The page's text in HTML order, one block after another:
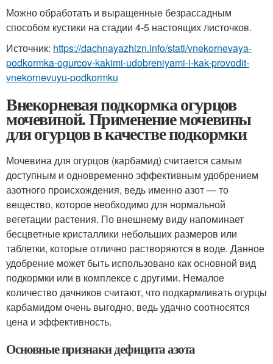
Можно обработать и выращенные безрассадным
способом кустики на стадии 4-5 настоящих листочков.
Источник: https://dachnayazhizn.info/stati/vnekornevaya-
podkormka-ogurcov-kakimi-udobreniyami-i-kak-provodit-
vnekornevuyu-podkormku
Внекорневая подкормка огурцов
мочевиной. Применение мочевины
для огурцов в качестве подкормки
Мочевина для огурцов (карбамид) считается самым
доступным и одновременно эффективным удобрением
азотного происхождения, ведь именно азот — то
вещество, которое необходимо для нормальной
вегетации растения. По внешнему виду напоминает
бесцветные кристаллики небольших размеров или
таблетки, которые отлично растворяются в воде. Данное
удобрение может быть использовано как основной вид
подкормки или в комплексе с другими. Немалое
количество дачников считают, что подкармливать огурцы
карбамидом очень выгодно, ведь удачно соотносятся
цена и эффективность.
Основные признаки дефицита азота